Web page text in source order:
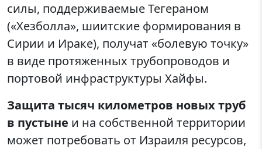
силы, поддерживаемые Тегераном
(«Хезболла», шиитские формирования в
Сирии и Ираке), получат «болевую точку»
в виде протяженных трубопроводов и
портовой инфраструктуры Хайфы.
Защита тысяч километров новых труб
в пустыне и на собственной территории
может потребовать от Израиля ресурсов,